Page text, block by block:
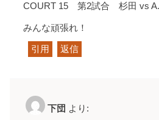
COURT 15 第2試合 杉田 vs
みんな頑張れ！
引用 返信
下団 より: